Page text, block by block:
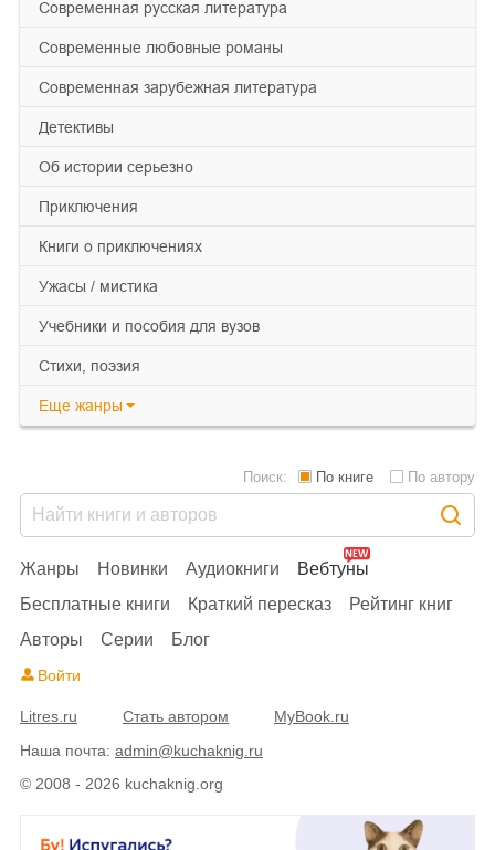
современная русская литература
современные любовные романы
современная зарубежная литература
детективы
об истории серьезно
приключения
книги о приключениях
ужасы / мистика
учебники и пособия для вузов
cтихи, поэзия
Еще жанры
© 2008 - 2026 kuchaknig.org
Жанры Новинки Аудиокниги
Вебтуны
Бесплатные книги
Краткий пересказ
Рейтинг книг
Авторы
Серии Блог
Поиск: По книге По автору
Войти
Litres.ru Стать автором
MyBook.ru
Наша почта: admin@kuchaknig.ru